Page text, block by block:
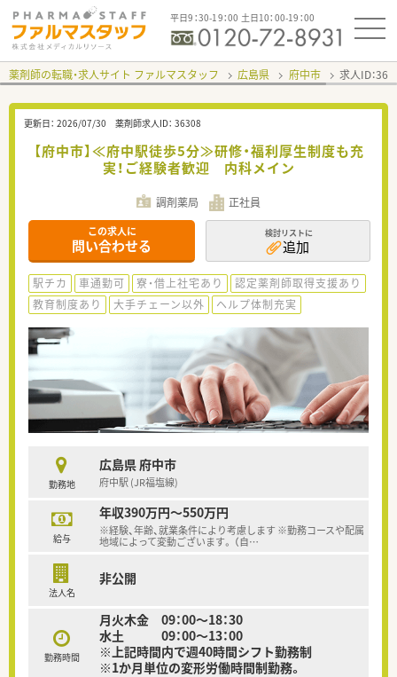
平日9：30-19：00 土日10：00-19：00
薬剤師の転職・求人サイト ファルマスタッフ 広島県 府中市 求人ID：
更新日： 2026/07/30 薬剤師求人ID： 36308
【府中市】≪府中駅徒歩5分≫研修・福利厚生制度も充
実！ご経験者歓迎 内科メイン
調剤薬局 正社員
この求人に
問い合わせる
検討リストに
追加
駅チカ 車通勤可 寮・借上社宅あり
認定薬剤師取得支援あり
教育制度あり
大手チェーン以外 ヘルプ体制充実
勤務地
広島県 府中市
府中駅 (JR福塩線)
給与
年収390万円～550万円
※経験、年齢、就業条件により考慮します ※勤務コースや配属
地域によって変動ございます。 （自…
法人名
非公開
勤務時間
月火木金 09：00～18：30
水土 09：00～13：00
※上記時間内で週40時間シフト勤務制
※1か月単位の変形労働時間制勤務。